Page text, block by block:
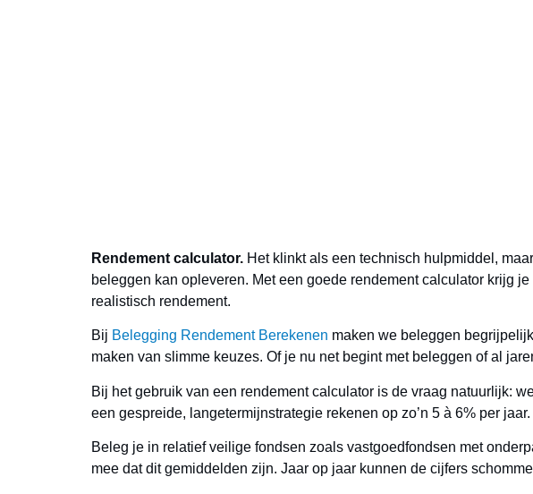
Rendement calculator. Het klinkt als een technisch hulpmiddel,
beleggen kan opleveren. Met een goede rendement calculator krijg
realistisch rendement.
Bij Belegging Rendement Berekenen maken we beleggen
maken van slimme keuzes. Of je nu net begint met beleggen of al
Bij het gebruik van een rendement calculator is de vraag natuurlijk:
een gespreide, langetermijnstrategie rekenen op zo’n 5 à 6% per jaar.
Beleg je in relatief veilige fondsen zoals vastgoedfondsen met
mee dat dit gemiddelden zijn. Jaar op jaar kunnen de cijfers